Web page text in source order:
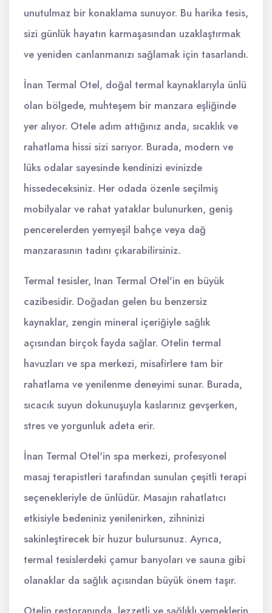
unutulmaz bir konaklama sunuyor. Bu harika tesis,
sizi günlük hayatın karmaşasından uzaklaştırmak
ve yeniden canlanmanızı sağlamak için tasarlandı.
İnan Termal Otel, doğal termal kaynaklarıyla ünlü
olan bölgede, muhteşem bir manzara eşliğinde
yer alıyor. Otele adım attığınız anda, sıcaklık ve
rahatlama hissi sizi sarıyor. Burada, modern ve
lüks odalar sayesinde kendinizi evinizde
hissedeceksiniz. Her odada özenle seçilmiş
mobilyalar ve rahat yataklar bulunurken, geniş
pencerelerden yemyeşil bahçe veya dağ
manzarasının tadını çıkarabilirsiniz.
Termal tesisler, Inan Termal Otel'in en büyük
cazibesidir. Doğadan gelen bu benzersiz
kaynaklar, zengin mineral içeriğiyle sağlık
açısından birçok fayda sağlar. Otelin termal
havuzları ve spa merkezi, misafirlere tam bir
rahatlama ve yenilenme deneyimi sunar. Burada,
sıcacık suyun dokunuşuyla kaslarınız gevşerken,
stres ve yorgunluk adeta erir.
İnan Termal Otel'in spa merkezi, profesyonel
masaj terapistleri tarafından sunulan çeşitli terapi
seçenekleriyle de ünlüdür. Masajın rahatlatıcı
etkisiyle bedeniniz yenilenirken, zihninizi
sakinleştirecek bir huzur bulursunuz. Ayrıca,
termal tesislerdeki çamur banyoları ve sauna gibi
olanaklar da sağlık açısından büyük önem taşır.